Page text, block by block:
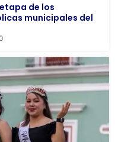
de los
municipales del